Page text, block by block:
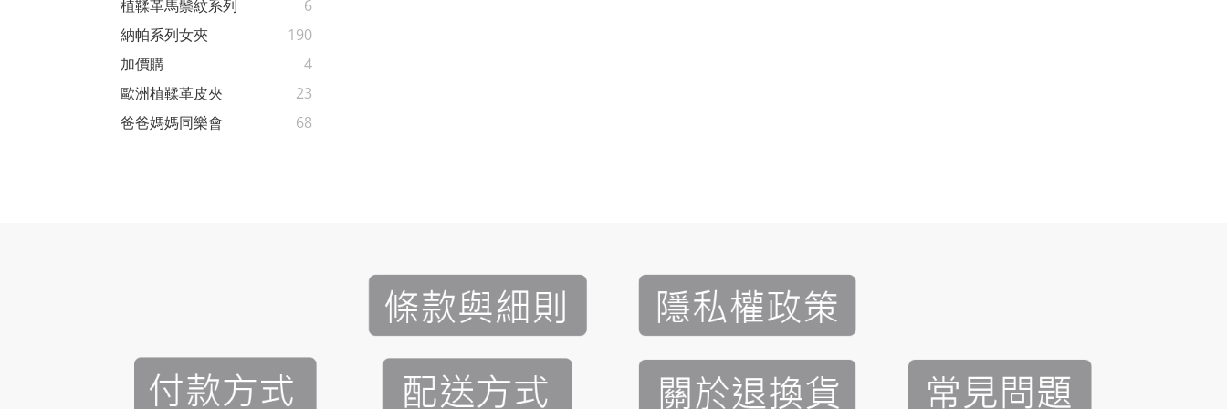
植鞣革馬鬃紋系列
6
納帕系列女夾
190
加價購
4
歐洲植鞣革皮夾
23
爸爸媽媽同樂會
68